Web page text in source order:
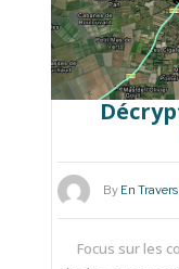
By En
Focus sur les